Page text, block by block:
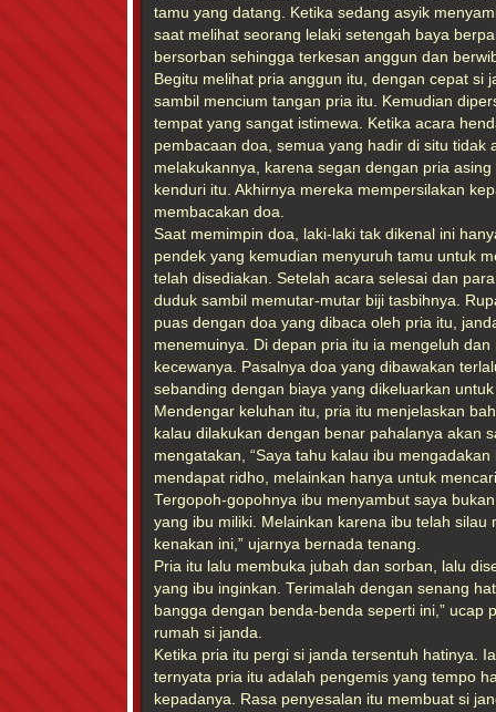
tamu yang datang. Ketika sedang asyik
saat melihat seorang lelaki setengah baya
bersorban sehingga terkesan anggun dan
Begitu melihat pria anggun itu, dengan cepat si
sambil mencium tangan pria itu. Kemudian
tempat yang sangat istimewa. Ketika acara
pembacaan doa, semua yang hadir di situ tidak
melakukannya, karena segan dengan pria
kenduri itu. Akhirnya mereka mempersilakan
membacakan doa.
Saat memimpin doa, laki-laki tak dikenal ini
pendek yang kemudian menyuruh tamu untuk
telah disediakan. Setelah acara selesai dan
duduk sambil memutar-mutar biji tasbihnya.
puas dengan doa yang dibaca oleh pria itu,
menemuinya. Di depan pria itu ia mengeluh
kecewanya. Pasalnya doa yang dibawakan
sebanding dengan biaya yang dikeluarkan
Mendengar keluhan itu, pria itu menjelaskan
kalau dilakukan dengan benar pahalanya akan
mengatakan, “Saya tahu kalau ibu
mendapat ridho, melainkan hanya untuk
Tergopoh-gopohnya ibu menyambut saya
yang ibu miliki. Melainkan karena ibu telah silau
kenakan ini,” ujarnya bernada tenang.
Pria itu lalu membuka jubah dan sorban, lalu
yang ibu inginkan. Terimalah dengan senang
bangga dengan benda-benda seperti ini,” ucap
rumah si janda.
Ketika pria itu pergi si janda tersentuh hatinya.
ternyata pria itu adalah pengemis yang tempo
kepadanya. Rasa penyesalan itu membuat si